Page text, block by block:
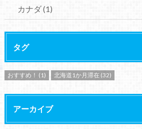
カナダ(1)
タグ
おすすめ！ (1) 北海道1か月滞在 (32)
アーカイブ